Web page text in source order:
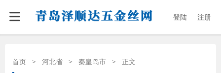
登陆 注册
首页 > 河北省 > 秦皇岛市 > 正文